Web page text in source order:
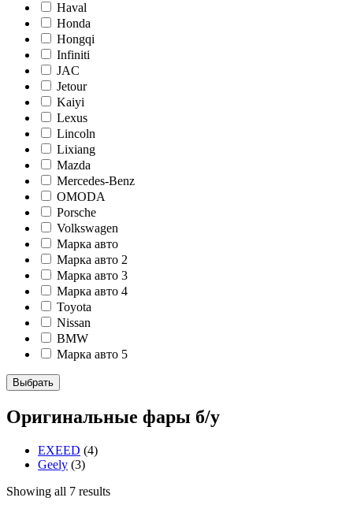
Haval
Honda
Hongqi
Infiniti
JAC
Jetour
Kaiyi
Lexus
Lincoln
Lixiang
Mazda
Mercedes-Benz
OMODA
Porsche
Volkswagen
Марка авто
Марка авто 2
Марка авто 3
Марка авто 4
Toyota
Nissan
BMW
Марка авто 5
Выбрать
Оригинальные фары б/у
EXEED (4)
Geely (3)
Showing all 7 results